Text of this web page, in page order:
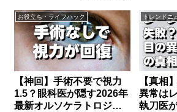
お役立ち・ライフハック
【神回】手術不要で視力
1.5？眼科医が隠す2026年
最新オルソケラトロジー
トレンドニ
【真相
異常は
執刀医